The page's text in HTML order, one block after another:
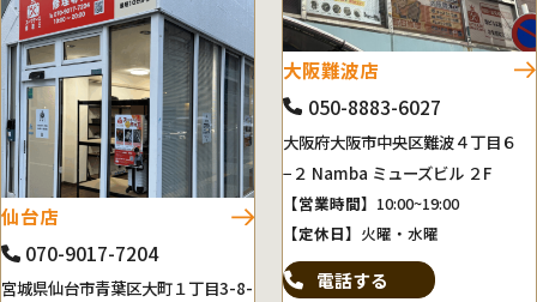
仙台店
070-9017-7204
宮城県仙台市青葉区大町１丁目3-8-
大阪難波店
050-8883-6027
大阪府大阪市中央区難波４丁目６
−２ Namba ミューズビル ２F
【営業時間】 10:00~19:00
【定休日】 火曜・水曜
電話する